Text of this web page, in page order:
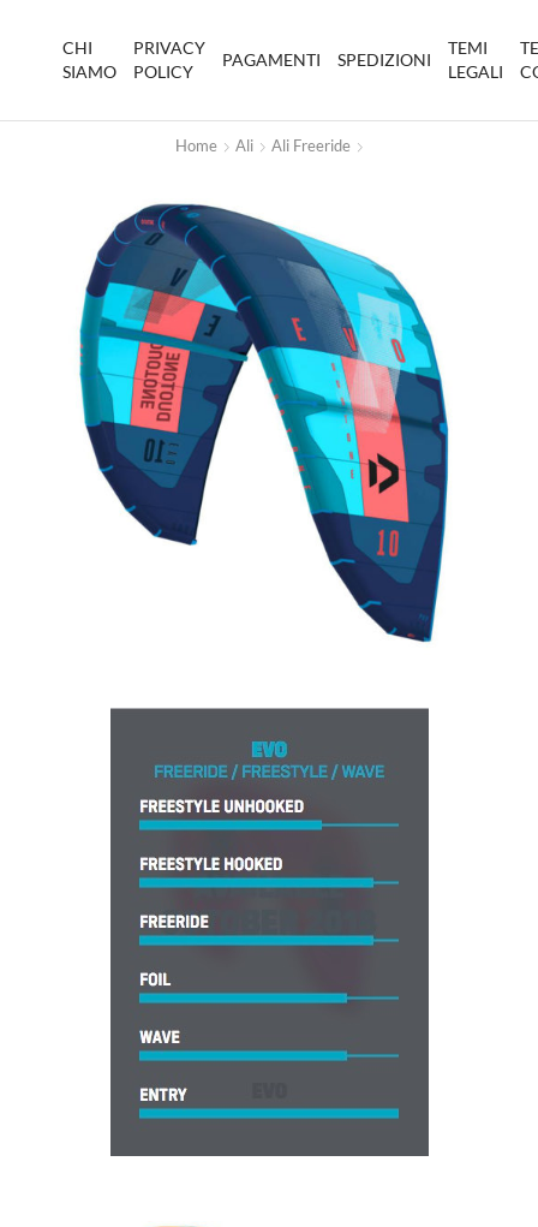
CHI
SIAMO
PRIVACY
POLICY
PAGAMENTI SPEDIZIONI
TEMI
LEGALI
Home Ali Ali Freeride